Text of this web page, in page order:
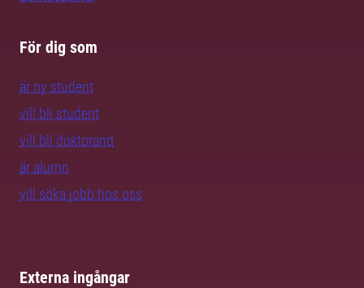
För dig som
är ny student
vill bli student
vill bli doktorand
är alumn
vill söka jobb hos oss
Externa ingångar